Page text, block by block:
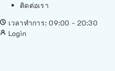
ติดต่อเรา
เวลาทำการ: 09:00 - 20:30
Login